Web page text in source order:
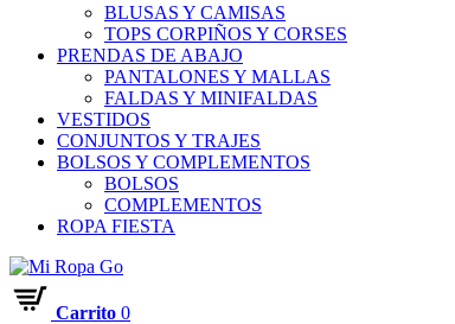
BLUSAS Y CAMISAS
TOPS CORPIÑOS Y CORSES
PRENDAS DE ABAJO
PANTALONES Y MALLAS
FALDAS Y MINIFALDAS
VESTIDOS
CONJUNTOS Y TRAJES
BOLSOS Y COMPLEMENTOS
BOLSOS
COMPLEMENTOS
ROPA FIESTA
Carrito 0